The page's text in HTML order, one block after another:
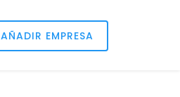
AÑADIR EMPRESA